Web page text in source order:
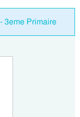
3eme Primaire